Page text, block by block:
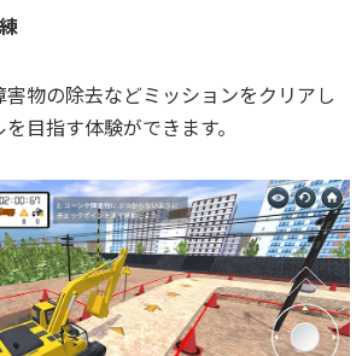
物の除去などミッションをクリアし
目指す体験ができます。